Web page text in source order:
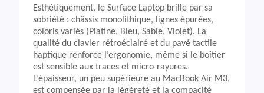
Esthétiquement, le Surface Laptop brille par sa
sobriété : châssis monolithique, lignes épurées,
coloris variés (Platine, Bleu, Sable, Violet). La
qualité du clavier rétroéclairé et du pavé tactile
haptique renforce l’ergonomie, même si le boîtier
est sensible aux traces et micro-rayures.
L’épaisseur, un peu supérieure au MacBook Air M3,
est compensée par la légèreté et la compacité